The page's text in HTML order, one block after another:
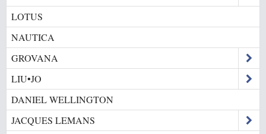
LOTUS
NAUTICA
GROVANA
LIU•JO
DANIEL WELLINGTON
JACQUES LEMANS